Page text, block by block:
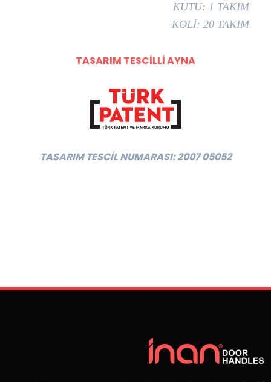
KUTU: 1 TAKIM
KOLİ: 20 TAKIM
TASARIM TESCİLLİ AYNA
TASARIM TESCİL NUMARASI: 2007 05052